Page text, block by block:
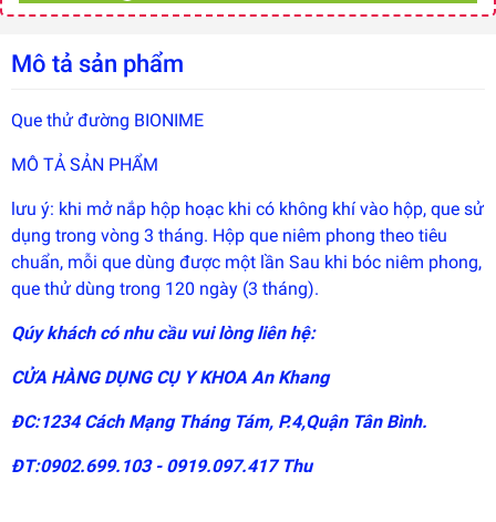
Mô tả sản phẩm
Que thử đường BIONIME
MÔ TẢ SẢN PHẨM
lưu ý: khi mở nắp hộp hoạc khi có không khí vào hộp, que sử
dụng trong vòng 3 tháng. Hộp que niêm phong theo tiêu
chuẩn, mỗi que dùng được một lần Sau khi bóc niêm phong,
que thử dùng trong 120 ngày (3 tháng).
Qúy khách có nhu cầu vui lòng liên hệ:
CỬA HÀNG DỤNG CỤ Y KHOA An Khang
ĐC:1234 Cách Mạng Tháng Tám, P.4,Quận Tân Bình.
ĐT:0902.699.103 - 0919.097.417 Thu
phát
triển
EGANY